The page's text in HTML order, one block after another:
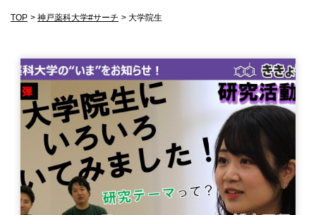
TOP 神戸薬科大学#サーチ 大学院生